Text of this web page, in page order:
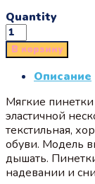
Quantity
В корзину
Описание
Мягкие
эластичной
текстильная,
обуви. Модель
дышать.
надевании и